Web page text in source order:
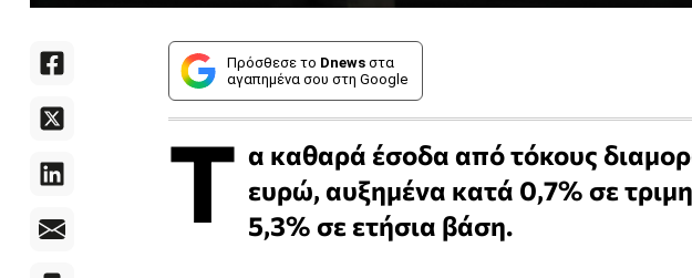
Πρόσθεσε το Dnews στα
αγαπημένα σου στη Google
Τ α καθαρά έσοδα από τόκους
ευρώ, αυξημένα κατά 0,7% σε
5,3% σε ετήσια βάση.